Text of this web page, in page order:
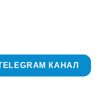
КАНАЛ